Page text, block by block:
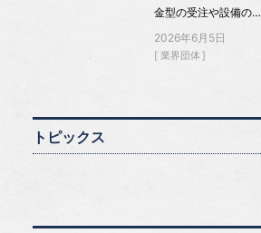
金型の受注や設備の…
2026年6月5日
業界団体
トピックス